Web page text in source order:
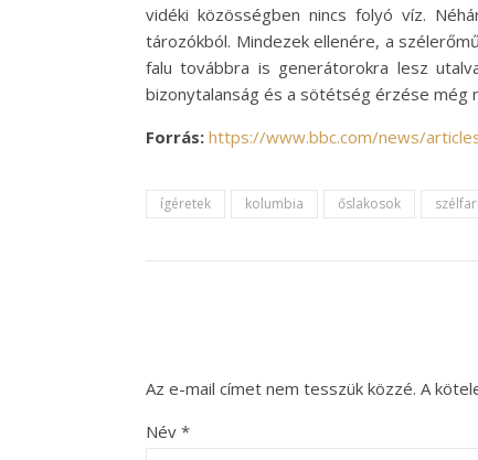
vidéki közösségben nincs folyó víz.
tározókból. Mindezek ellenére, a
falu továbbra is generátorokra lesz
bizonytalanság és a sötétség érzése még
Forrás: https://www.bbc.com/news/
ígéretek kolumbia őslakosok
Az e-mail címet nem tesszük közzé. A
Név *